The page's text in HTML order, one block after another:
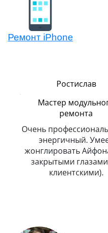
Ремонт iPhone
Ростислав
Мастер
ремонта
Очень
энергичный.
жонглировать
закрытыми
клиентскими).